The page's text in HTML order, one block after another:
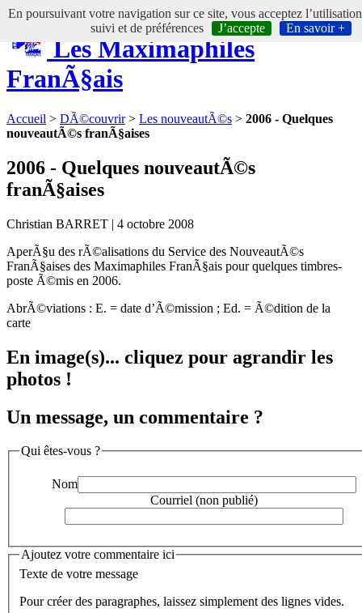
En poursuivant votre navigation sur ce site, vous acceptez
suivi et de préférences
J’accepte En savoir +
Les Maximaphiles
FranÃ§ais
Accueil > DÃ©couvrir> Les nouveautÃ©s > 2006 - Quelques
nouveautÃ©s franÃ§aises
2006 - Quelques nouveautÃ©s
franÃ§aises
Christian BARRET | 4 octobre 2008
AperÃ§u des rÃ©alisations du Service des NouveautÃ©s
FranÃ§aises des Maximaphiles FranÃ§ais pour quelques timbres-
poste Ã©mis en 2006.
AbrÃ©viations : E. = date d’Ã©mission ; Ed. = Ã©dition de la
carte
En image(s)... cliquez pour agrandir les
photos !
Un message, un commentaire ?
Qui êtes-vous ?
Nom
Courriel (non publié)
Ajoutez votre commentaire ici
Texte de votre message
Pour créer des paragraphes, laissez simplement des lignes vides.